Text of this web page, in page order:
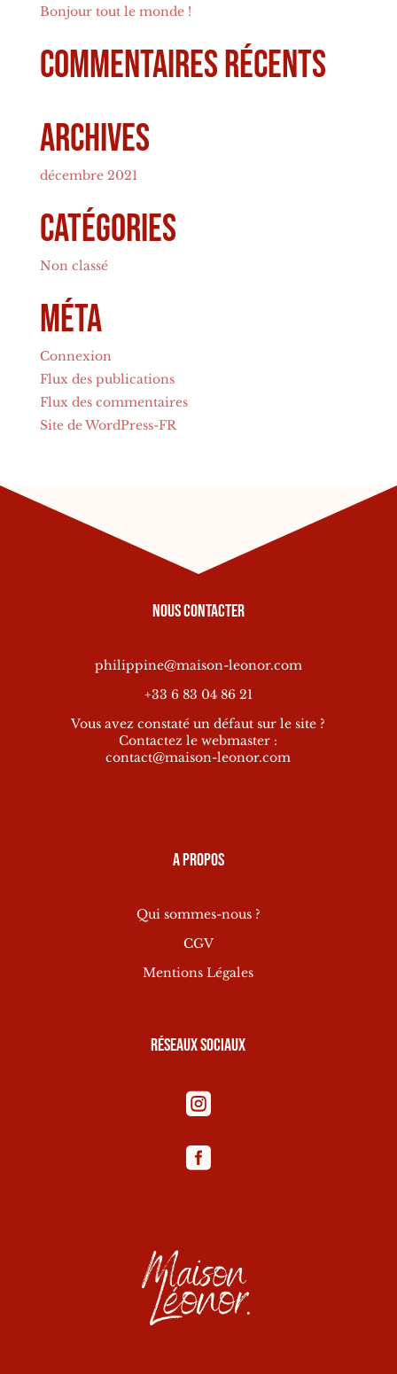
Bonjour tout le monde !
Commentaires récents
Archives
décembre 2021
Catégories
Non classé
Méta
Connexion
Flux des publications
Flux des commentaires
Site de WordPress-FR
Nous contacter
philippine@maison-leonor.com
+33 6 83 04 86 21
Vous avez constaté un défaut sur le site ?
Contactez le webmaster :
contact@maison-leonor.com
A propos
Qui sommes-nous ?
CGV
Mentions Légales
Réseaux sociaux

